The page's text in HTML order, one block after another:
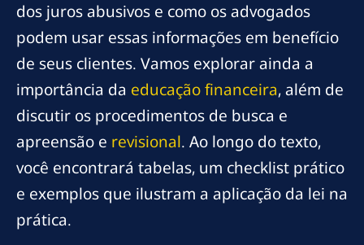
dos juros abusivos e como os advogados
podem usar essas informações em benefício
de seus clientes. Vamos explorar ainda a
importância da educação financeira, além de
discutir os procedimentos de busca e
apreensão e revisional. Ao longo do texto,
você encontrará tabelas, um checklist prático
e exemplos que ilustram a aplicação da lei na
prática.